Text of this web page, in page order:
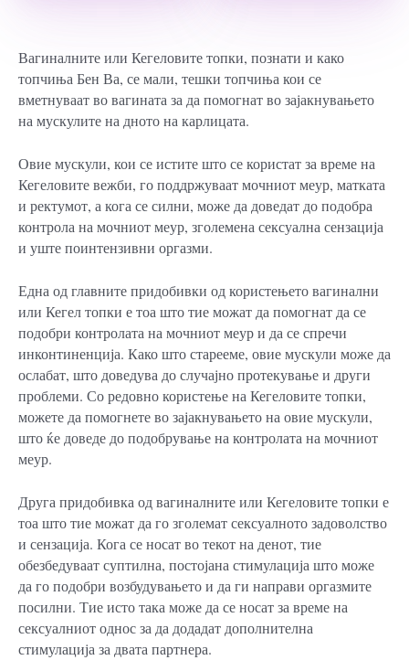
Вагиналните или Кегеловите топки, познати и како
топчиња Бен Ва, се мали, тешки топчиња кои се
вметнуваат во вагината за да помогнат во зајакнувањето
на мускулите на дното на карлицата.
Овие мускули, кои се истите што се користат за време на
Кегеловите вежби, го поддржуваат мочниот меур, матката
и ректумот, а кога се силни, може да доведат до подобра
контрола на мочниот меур, зголемена сексуална сензација
и уште поинтензивни оргазми.
Една од главните придобивки од користењето вагинални
или Кегел топки е тоа што тие можат да помогнат да се
подобри контролата на мочниот меур и да се спречи
инконтиненција. Како што старееме, овие мускули може да
ослабат, што доведува до случајно протекување и други
проблеми. Со редовно користење на Кегеловите топки,
можете да помогнете во зајакнувањето на овие мускули,
што ќе доведе до подобрување на контролата на мочниот
меур.
Друга придобивка од вагиналните или Кегеловите топки е
тоа што тие можат да го зголемат сексуалното задоволство
и сензација. Кога се носат во текот на денот, тие
обезбедуваат суптилна, постојана стимулација што може
да го подобри возбудувањето и да ги направи оргазмите
посилни. Тие исто така може да се носат за време на
сексуалниот однос за да додадат дополнителна
стимулација за двата партнера.